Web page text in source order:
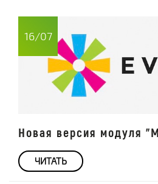
16/07
Новая версия модуля
ЧИТАТЬ